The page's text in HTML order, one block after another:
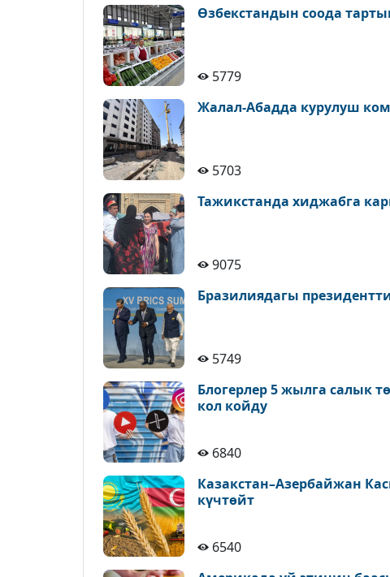
Өзбекстандын соода
5779
Жалал-Абадда курулуш
5703
Тажикстанда хиджабга
9075
Бразилиядагы
5749
Блогерлер 5 жылга салык
кол койду
6840
Казакстан–Азербайжан
күчтөйт
6540